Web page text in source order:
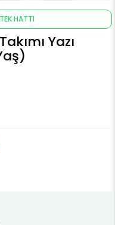
HATTI
Yazı